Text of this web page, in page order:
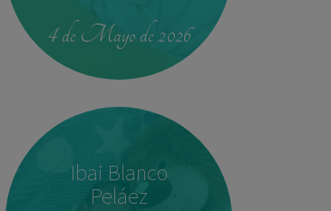
4 de Mayo de 2026
Ibai Blanco
Peláez